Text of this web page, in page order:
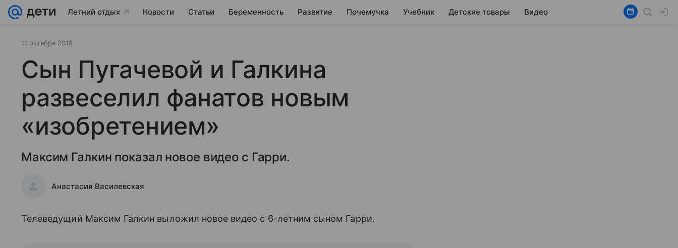
Летний отдых Новости Статьи Беременность Развитие Почемучка Учебник Детские товары Видео
11 октября 2019
Сын Пугачевой и Галкина
развеселил фанатов новым
«изобретением»
Максим Галкин показал новое видео с Гарри.
Анастасия Василевская
Телеведущий Максим Галкин выложил новое видео с 6-летним сыном Гарри.